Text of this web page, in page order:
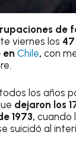
de
viernes los
en Chile, con
los años
dejaron los
1973, cuando
suicidó al